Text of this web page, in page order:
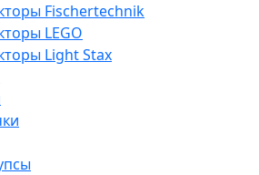
Fisсhertechnik
LEGO
Light Stax